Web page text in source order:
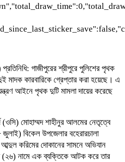
গাজীপুরের শ্রীপুরে পুলিশের পৃথক
মাদক কারবারিকে গ্রেপ্তার করা হয়েছে। এ
আইনে পৃথক দুটি মামলা দায়ের করেছে
(ওসি) মোহাম্মদ শাহীনুর আলমের নেতৃত্বে
জুলাই) বিকেল উপজেলার বহেরারচালা
আব্দুল করিমের দোকানের সামনে অভিযান
(২৬) নামে এক ব্যক্তিকে আটক করে তার